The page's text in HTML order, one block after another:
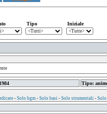
Tipo Iniziale
Tipo:
- Solo bgm - Solo basi - Solo strumentali - Solo